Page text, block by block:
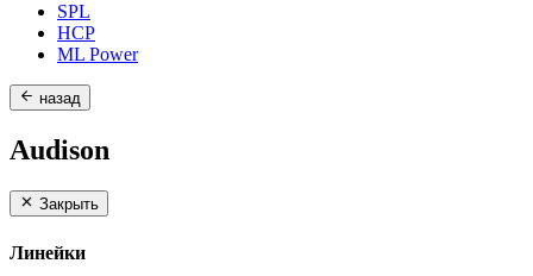
SPL
HCP
ML Power
назад
Audison
Закрыть
Линейки